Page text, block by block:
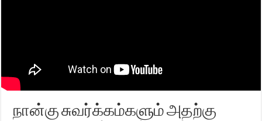
நான்கு சுவர்க்கம்களும் அதற்கு